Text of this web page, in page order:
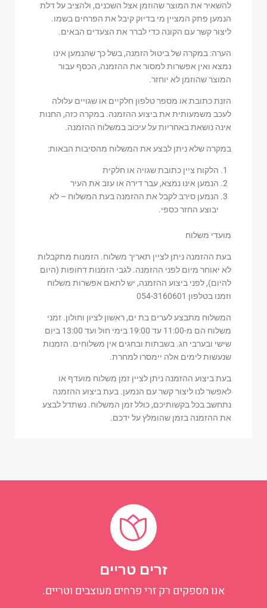
להשאיר את המוצר שהוזמן אצל השכנים, ולהציב על דלת
הנמען פתק המציין מי בדיוק קיבל את הפרחים בשמו.
ליצור קשר עם הקונה כדי לברר את הצעדים הבאים.
הערה: במקרה של ביטול הזמנה, בשל כך שהנמען אינו
נמצא ואין אפשרות למסור את ההזמנה, הכסף עבור
המוצר שהוזמן לא יוחזר.
הזנת כתובת או מספר טלפון חלקיים או שגויים עלולה
לעכב משמעותית את ביצוע ההזמנה. במקרה כזה, החנות
אינה נושאת באחריות על עיכוב במשלוח ההזמנה.
במקרה שלא ניתן לבצע את המשלוח מהסיבות הבאות:
הלקוח ציין כתובת שגויה או חלקית
הנמען אינו נמצא, עבר דירה או עזב את העיר
הנמען סירב לקבל את ההזמנה בעת המשלוח – לא
יבוצע החזר כספי.
מועדי משלוח
בעת ההזמנה ניתן לציין תאריך משלוח. הזמנות מתקבלות
לא יאוחר מיום לפני ההזמנה. לגבי הזמנות דחופות (היום
להיום), לפני ביצוע ההזמנה, יש לתאם אפשרות משלוח
וזמנו בטלפון 054-3160601
המשלוח מתבצע לערים בת ים, ראשון לציון וחולון. זמני
משלוח הם מ-11:00 עד 19:00 בימי חול ועד 13:00 ביום
שישי ובערבי חג. בשבתות ובחגים אין משלוחים. הזמנות
שנעשות לימים אלה יימסרו למחרת.
בעת ביצוע ההזמנה ניתן לציין זמן משלוח מועדף או
לאפשר לנו ליצור קשר עם הנמען. בעת ביצוע ההזמנה
נתחשב בכל בקשותיכם, כולל זמן המשלוח. נשתדל לבצע
את ההזמנה בזמן שהומלץ על ידכם.
זרים טריים
אנו מספקים רק זרי פרחים מעוצבים וטריים.